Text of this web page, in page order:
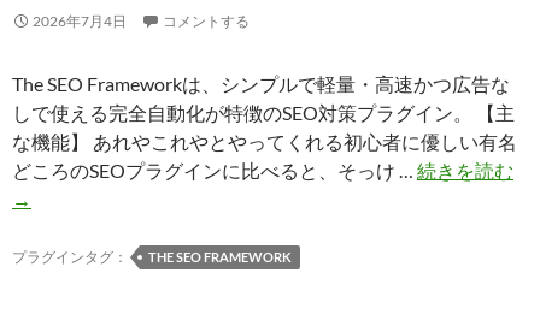
2026年7月4日 コメントする
The SEO Frameworkは、シンプルで軽量・高速かつ広告な
しで使える完全自動化が特徴のSEO対策プラグイン。 【主
な機能】 あれやこれやとやってくれる初心者に優しい有名
どころのSEOプラグインに比べると、そっけ … 続きを読む
→
プラグインタグ： THE SEO FRAMEWORK